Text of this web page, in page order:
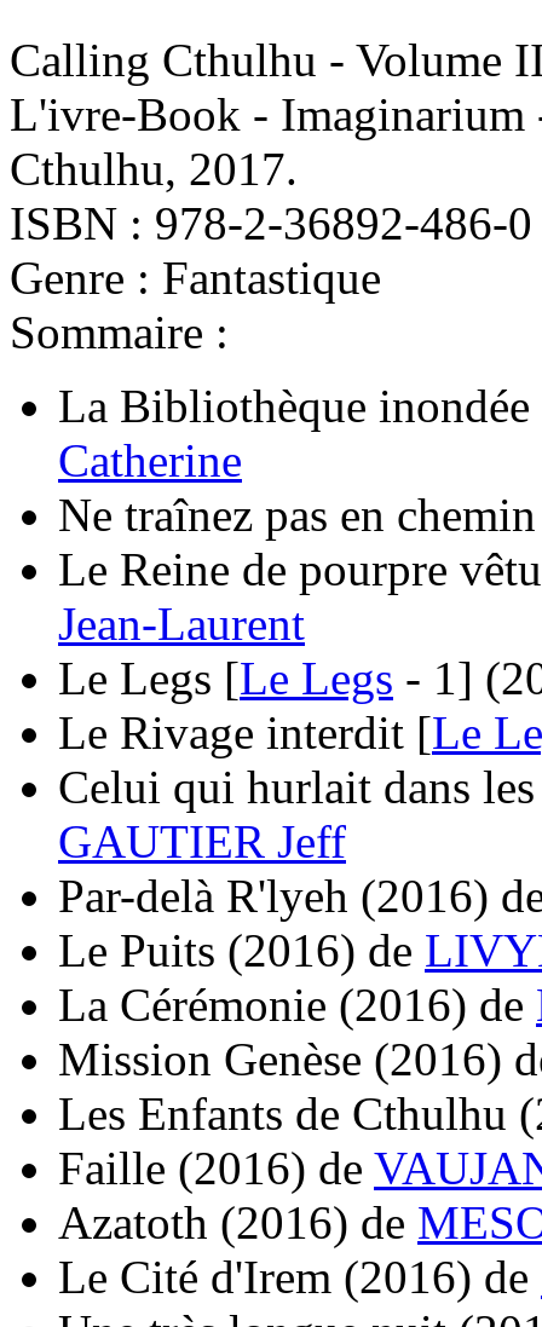
Calling Cthulhu - Volume
L'ivre-Book - Imaginarium
Cthulhu, 2017.
ISBN : 978-2-36892-486-0
Genre : Fantastique
Sommaire :
La Bibliothèque inondée
Catherine
Ne traînez pas en chemin
Le Reine de pourpre
Jean-Laurent
Le Legs [Le Legs - 1]
Le Rivage interdit [Le
Celui qui hurlait dans
GAUTIER Jeff
Par-delà R'lyeh (2016)
Le Puits (2016) de
La Cérémonie (2016) de
Mission Genèse (2016)
Les Enfants de Cthulhu
Faille (2016) de
Azatoth (2016) de
Le Cité d'Irem (2016) de